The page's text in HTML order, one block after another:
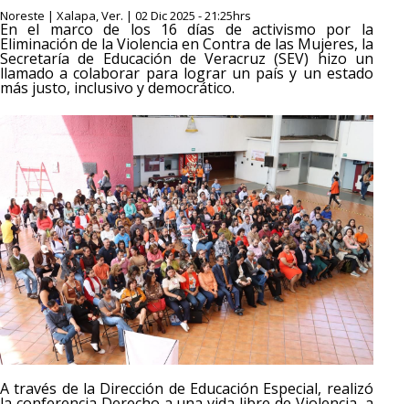
Noreste | Xalapa, Ver. | 02 Dic 2025 - 21:25hrs
En el marco de los 16 días de activismo por la
Eliminación de la Violencia en Contra de las Mujeres, la
Secretaría de Educación de Veracruz (SEV) hizo un
llamado a colaborar para lograr un país y un estado
más justo, inclusivo y democrático.
A través de la Dirección de Educación Especial, realizó